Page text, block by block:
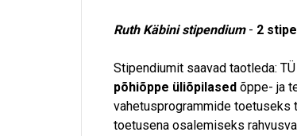
Ruth Käbini stipendium- 2
Stipendiumit saavad taotleda:
põhiõppe üliõpilased õppe- ja
vahetusprogrammide toetuseks
toetusena osalemiseks